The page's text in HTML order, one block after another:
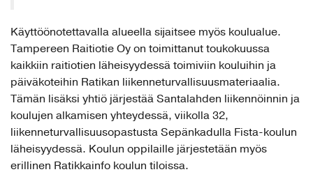
Tampereen Raitiotie Oy on toimittanut toukokuussa
kaikkiin raitiotien läheisyydessä toimiviin kouluihin ja
päiväkoteihin Ratikan liikenneturvallisuusmateriaalia.
Tämän lisäksi yhtiö järjestää Santalahden liikennöinnin ja
koulujen alkamisen yhteydessä, viikolla 32,
liikenneturvallisuusopastusta Sepänkadulla Fista-koulun
läheisyydessä. Koulun oppilaille järjestetään myös
erillinen Ratikkainfo koulun tiloissa.